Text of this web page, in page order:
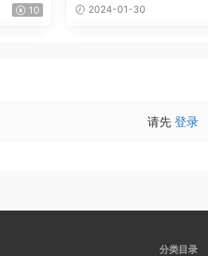
10 2024-01-30
请先 登录
分类目录